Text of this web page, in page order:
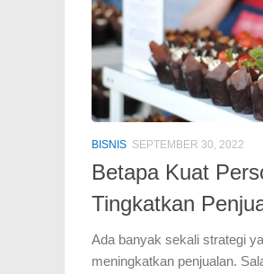
BISNIS SEPTEMBER 30, 2022
Betapa Kuat
Tingkatkan
Ada banyak sekali strategi
meningkatkan penjualan.